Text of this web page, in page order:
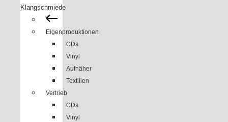
Klangschmiede
Eigenproduktionen
CDs
Vinyl
Aufnäher
Textilien
Vertrieb
CDs
Vinyl